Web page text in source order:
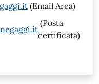
(Email Area)
(Posta
certificata)